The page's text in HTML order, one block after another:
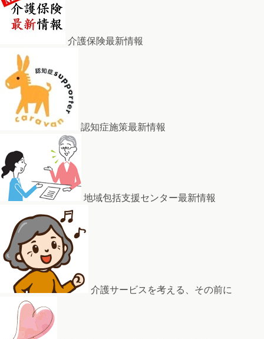
介護保険最新情報
認知症施策最新情報
地域包括支援センター最新情報
介護サービスを考える、その前に